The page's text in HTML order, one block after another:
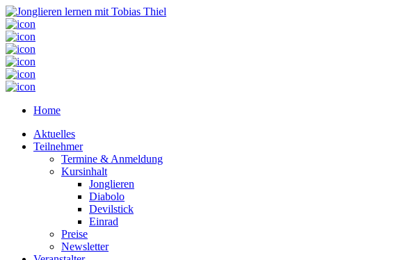
Home
Aktuelles
Teilnehmer
Termine & Anmeldung
Kursinhalt
Jonglieren
Diabolo
Devilstick
Einrad
Preise
Newsletter